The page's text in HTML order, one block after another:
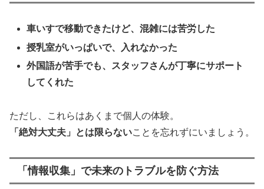
車いすで移動できたけど、混雑には苦労した
授乳室がいっぱいで、入れなかった
外国語が苦手でも、スタッフさんが丁寧にサポート
してくれた
ただし、これらはあくまで個人の体験。
「絶対大丈夫」とは限らないことを忘れずにいましょう。
「情報収集」で未来のトラブルを防ぐ方法